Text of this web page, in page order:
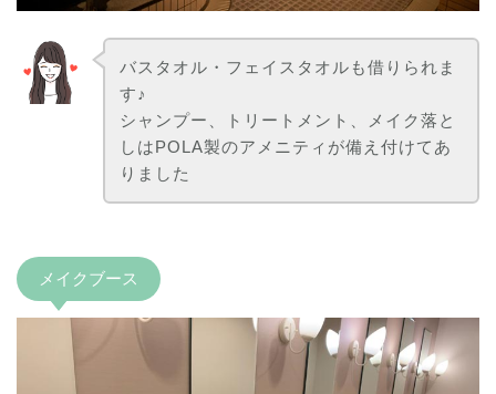
バスタオル・フェイスタオルも借りられま
す♪
シャンプー、トリートメント、メイク落と
しはPOLA製のアメニティが備え付けてあ
りました
メイクブース